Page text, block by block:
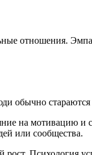
отношения.
стараются
на мотивацию
или сообщества.